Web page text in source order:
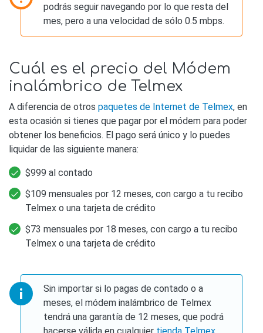
podrás seguir navegando por lo que resta del
mes, pero a una velocidad de sólo 0.5 mbps.
Cuál es el precio del Módem
inalámbrico de Telmex
A diferencia de otros paquetes de Internet de Telmex, en
esta ocasión si tienes que pagar por el módem para poder
obtener los beneficios. El pago será único y lo puedes
liquidar de las siguiente manera:
$999 al contado
$109 mensuales por 12 meses, con cargo a tu recibo
Telmex o una tarjeta de crédito
$73 mensuales por 18 meses, con cargo a tu recibo
Telmex o una tarjeta de crédito
Sin importar si lo pagas de contado o a
meses, el módem inalámbrico de Telmex
tendrá una garantía de 12 meses, que podrá